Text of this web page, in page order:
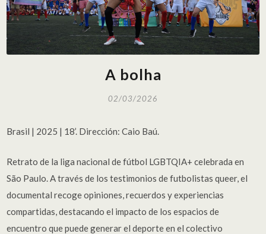
A bolha
02/03/2026
Brasil | 2025 | 18’. Dirección: Caio Baú.
Retrato de la liga nacional de fútbol LGBTQIA+ celebrada en
São Paulo. A través de los testimonios de futbolistas queer, el
documental recoge opiniones, recuerdos y experiencias
compartidas, destacando el impacto de los espacios de
encuentro que puede generar el deporte en el colectivo